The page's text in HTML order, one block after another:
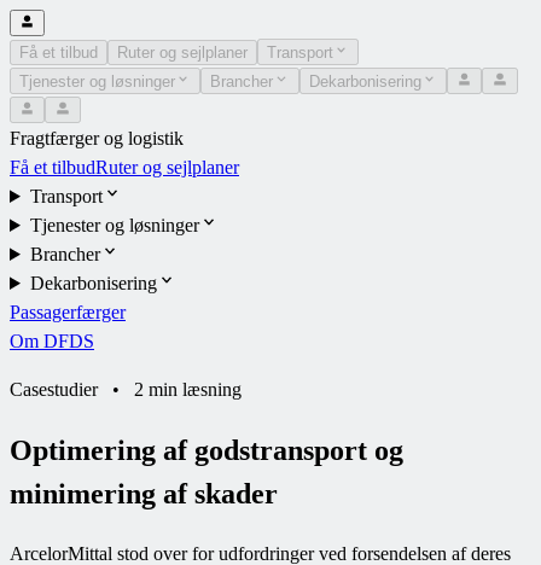
Få et tilbud Ruter og sejlplaner
Transport
Tjenester og løsninger
Brancher Dekarbonisering
Fragtfærger og logistik
Få et tilbudRuter og sejlplaner
Transport
Tjenester og løsninger
Brancher
Dekarbonisering
Passagerfærger
Om DFDS
Casestudier• 2 min læsning
Optimering af godstransport og
minimering af skader
ArcelorMittal stod over for udfordringer ved forsendelsen af deres